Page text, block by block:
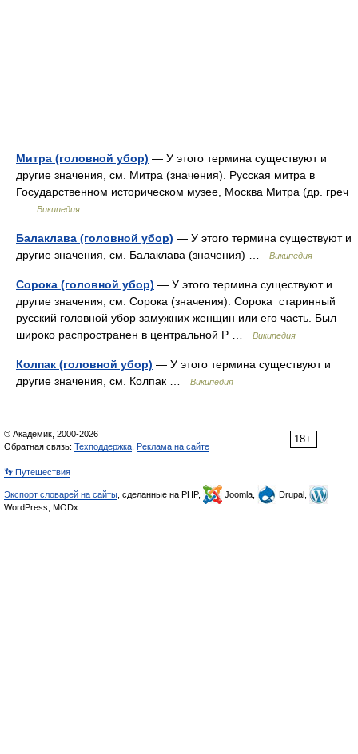
Митра (головной убор) — У этого термина существуют и
другие значения, см. Митра (значения). Русская митра в
Государственном историческом музее, Москва Митра (др. греч
Википедия
Балаклава (головной убор) — У этого термина существуют и
другие значения, см. Балаклава (значения) …
Википедия
Сорока (головной убор) — У этого термина существуют и
другие значения, см. Сорока (значения). Сорока старинный
русский головной убор замужних женщин или его часть. Был
широко распространен в центральной Р …
Википедия
Колпак (головной убор) — У этого термина существуют и
другие значения, см. Колпак …
Википедия
18+
© Академик, 2000-2026
Обратная связь: Техподдержка Реклама на сайте
👣 Путешествия
Экспорт словарей на сайты , сделанные на PHP, Joomla,
Drupal,
WordPress, MODx.